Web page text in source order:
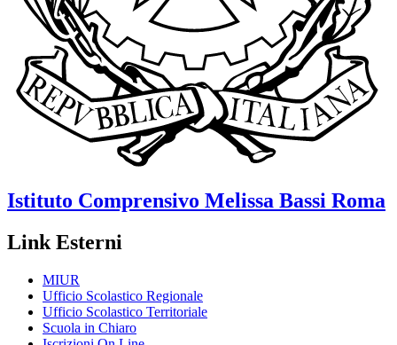
Istituto Comprensivo Melissa Bassi Roma
Link Esterni
MIUR
Ufficio Scolastico Regionale
Ufficio Scolastico Territoriale
Scuola in Chiaro